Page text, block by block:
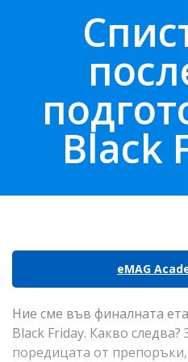
Black
eMAG
Ние сме във финалната
Black Friday. Какво следва?
поредицата от